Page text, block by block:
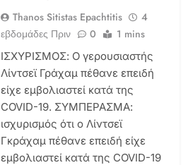
Thanos Sitistas Epachtitis
4
εβδομάδες Πριν
0 1 mins
ΙΣΧΥΡΙΣΜΟΣ: Ο γερουσιαστής
Λίντσεϊ Γράχαμ πέθανε επειδή
είχε εμβολιαστεί κατά της
COVID-19. ΣΥΜΠΕΡΑΣΜΑ:
ισχυρισμός ότι ο Λίντσεϊ
Γκράχαμ πέθανε επειδή είχε
εμβολιαστεί κατά της COVID-19